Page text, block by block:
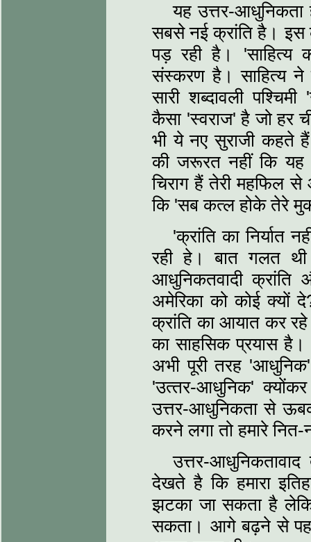
यह उत्तर-आधुनिकता
सबसे नई क्रांति है। इस
पड़ रही है। 'साहित्‍य
संस्‍करण है। साहित्‍य
सारी शब्‍दावली
कैसा 'स्‍वराज' है जो हर
भी ये नए सुराजी कहते
की जरूरत नहीं कि यह
चिराग हैं तेरी महफिल
कि 'सब कत्‍ल होके तेरे
'क्रांति का निर्यात
रही हे। बात गलत थी
आधुनिकतवादी क्रांति
अमेरिका को कोई क्‍यों
क्रांति का आयात कर
का सा‍हसिक प्रयास है।
अभी पूरी तरह
'उत्‍तर-आधुनिक'
उत्तर-आधुनिकता से
करने लगा तो हमारे नित-
उत्तर-
देखते है कि हमारा
झटका जा सकता है
सकता। आगे बढ़ने से